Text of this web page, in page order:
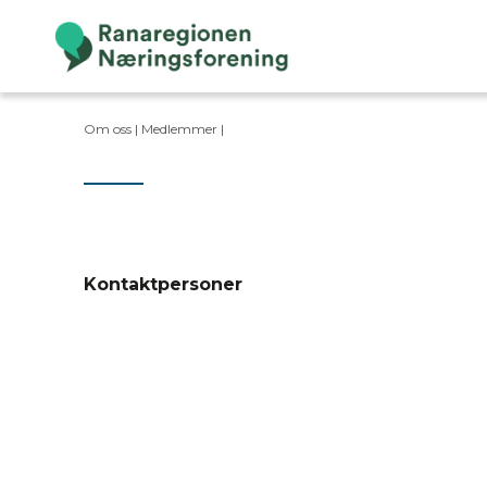
Om oss | Medlemmer |
Kontaktpersoner